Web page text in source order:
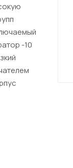
-10